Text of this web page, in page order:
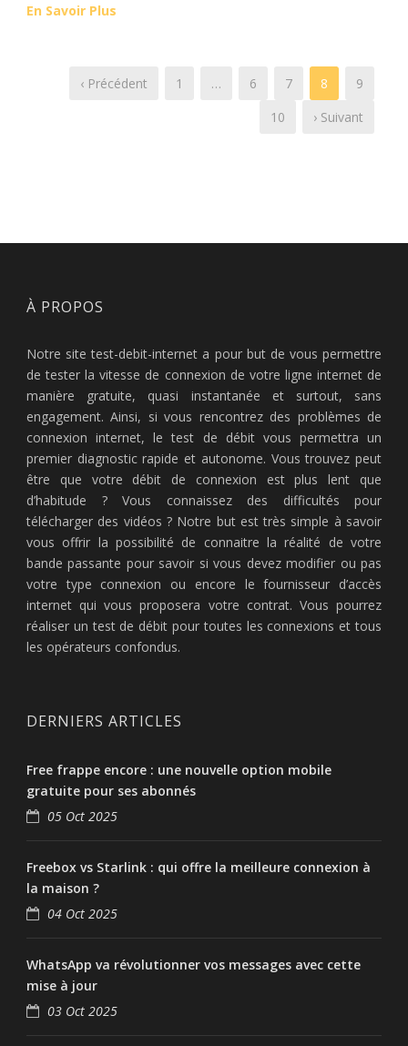
En Savoir Plus
‹ Précédent 1 … 6 7 8
9
10
› Suivant
À PROPOS
Notre site test-debit-internet a pour but de vous permettre
de tester la vitesse de connexion de votre ligne internet de
manière gratuite, quasi instantanée et surtout, sans
engagement. Ainsi, si vous rencontrez des problèmes de
connexion internet, le test de débit vous permettra un
premier diagnostic rapide et autonome. Vous trouvez peut
être que votre débit de connexion est plus lent que
d’habitude ? Vous connaissez des difficultés pour
télécharger des vidéos ? Notre but est très simple à savoir
vous offrir la possibilité de connaitre la réalité de votre
bande passante pour savoir si vous devez modifier ou pas
votre type connexion ou encore le fournisseur d’accès
internet qui vous proposera votre contrat. Vous pourrez
réaliser un test de débit pour toutes les connexions et tous
les opérateurs confondus.
DERNIERS ARTICLES
Free frappe encore : une nouvelle option mobile
gratuite pour ses abonnés
05 Oct 2025
Freebox vs Starlink : qui offre la meilleure connexion à
la maison ?
04 Oct 2025
WhatsApp va révolutionner vos messages avec cette
mise à jour
03 Oct 2025